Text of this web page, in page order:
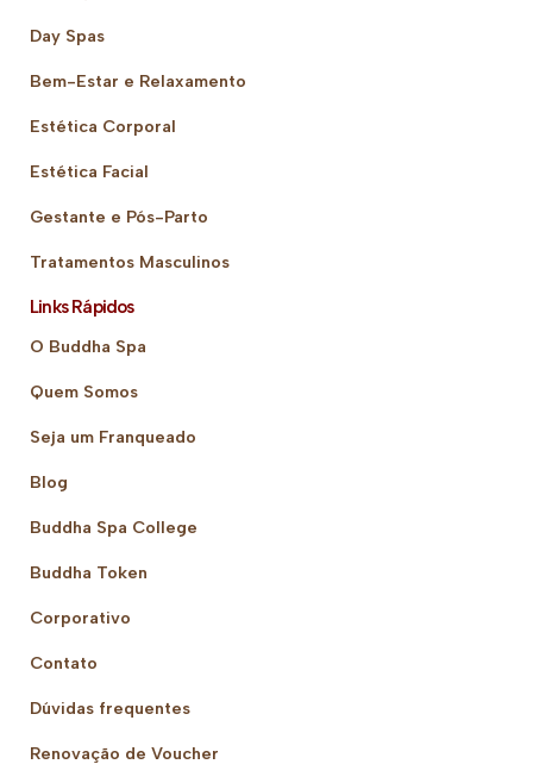
Day Spas
Bem-Estar e Relaxamento
Estética Corporal
Estética Facial
Gestante e Pós-Parto
Tratamentos Masculinos
Links Rápidos
O Buddha Spa
Quem Somos
Seja um Franqueado
Blog
Buddha Spa College
Buddha Token
Corporativo
Contato
Dúvidas frequentes
Renovação de Voucher